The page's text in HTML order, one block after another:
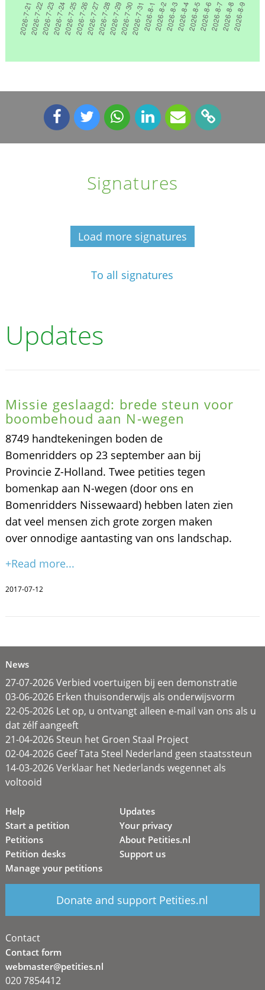
Signatures
Load more signatures
To all signatures
Updates
Missie geslaagd: brede steun voor
boombehoud aan N-wegen
8749 handtekeningen boden de
Bomenridders op 23 september aan bij
Provincie Z-Holland. Twee petities tegen
bomenkap aan N-wegen (door ons en
Bomenridders Nissewaard) hebben laten zien
dat veel mensen zich grote zorgen maken
over onnodige aantasting van ons landschap.
+Read more...
2017-07-12
News
27-07-2026 Verbied voertuigen bij een demonstratie
03-06-2026 Erken thuisonderwijs als onderwijsvorm
22-05-2026 Let op, u ontvangt alleen e-mail van ons als u
dat zélf aangeeft
21-04-2026 Steun het Groen Staal Project
02-04-2026 Geef Tata Steel Nederland geen staatssteun
14-03-2026 Verklaar het Nederlands wegennet als
voltooid
Help
Start a petition
Petitions
Petition desks
Manage your petitions
Updates
Your privacy
About Petities.nl
Support us
Donate and support Petities.nl
Contact
Contact form
webmaster@petities.nl
020 7854412